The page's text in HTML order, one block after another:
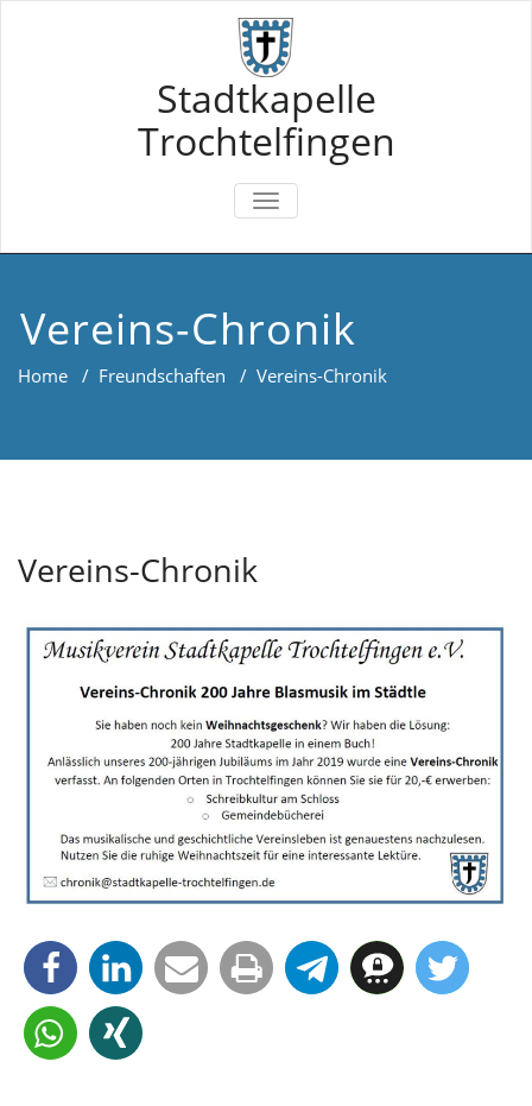
Stadtkapelle
Trochtelfingen
TOGGLE
NAVIGATION
Vereins-Chronik
Home / Freundschaften / Vereins-Chronik
Vereins-Chronik